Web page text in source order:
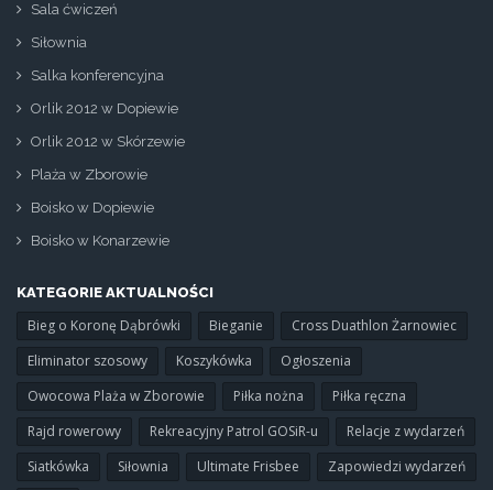
Sala ćwiczeń
Siłownia
Salka konferencyjna
Orlik 2012 w Dopiewie
Orlik 2012 w Skórzewie
Plaża w Zborowie
Boisko w Dopiewie
Boisko w Konarzewie
KATEGORIE AKTUALNOŚCI
Bieg o Koronę Dąbrówki Bieganie
Cross Duathlon Żarnowiec
Eliminator szosowy
Koszykówka
Ogłoszenia
Owocowa Plaża w Zborowie
Piłka nożna
Piłka ręczna
Rajd rowerowy
Rekreacyjny Patrol GOSiR-u
Relacje z wydarzeń
Siatkówka
Siłownia Ultimate Frisbee Zapowiedzi wydarzeń